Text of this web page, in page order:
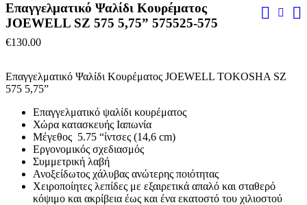
Επαγγελματικό Ψαλίδι Κουρέματος
JOEWELL SZ 575 5,75” 575525-575
€130.00
Επαγγελματικό Ψαλίδι Κουρέματος JOEWELL TOKOSHA SZ
575 5,75”
Επαγγελματικό ψαλίδι κουρέματος
Χώρα κατασκευής Ιαπωνία
Μέγεθος 5.75 “ίντσες (14,6 cm)
Εργονομικός σχεδιασμός
Συμμετρική λαβή
Ανοξείδωτος χάλυβας ανώτερης ποιότητας
Χειροποίητες λεπίδες με εξαιρετικά απαλό και σταθερό
κόψιμο και ακρίβεια έως και ένα εκατοστό του χιλιοστού